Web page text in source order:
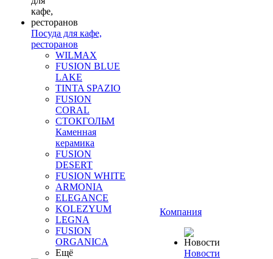
Посуда для кафе,
ресторанов
WILMAX
FUSION BLUE
LAKE
TINTA SPAZIO
FUSION
CORAL
СТОКГОЛЬМ
Каменная
керамика
FUSION
DESERT
FUSION WHITE
ARMONIA
ELEGANCE
KOLEZYUM
LEGNA
FUSION
ORGANICA
Ещё
Компания
Новости